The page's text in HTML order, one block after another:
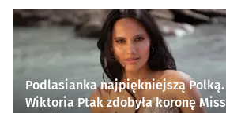
Podlasianka najpiękniejszą Polką.
Wiktoria Ptak zdobyła koronę Miss